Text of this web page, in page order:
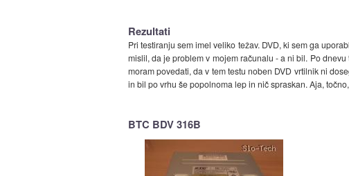
Rezultati
Pri testiranju sem imel veliko težav. DVD, ki sem ga
mislil, da je problem v mojem računalu - a ni bil. Po
moram povedati, da v tem testu noben DVD vrtilnik ni
in bil po vrhu še popolnoma lep in nič spraskan. Aja,
BTC BDV 316B